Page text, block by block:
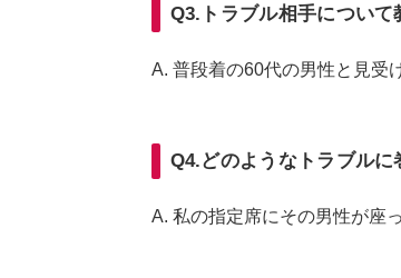
Q3.トラブル相手について
A. 普段着の60代の男性と見受
Q4.どのようなトラブルに
A. 私の指定席にその男性が座